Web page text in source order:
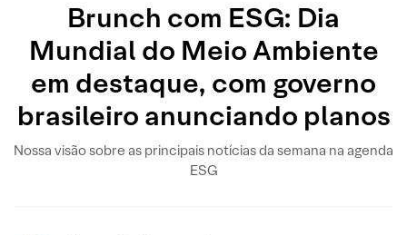
Brunch com ESG: Dia
Mundial do Meio Ambiente
em destaque, com governo
brasileiro anunciando planos
Nossa visão sobre as principais notícias da semana na agenda
ESG